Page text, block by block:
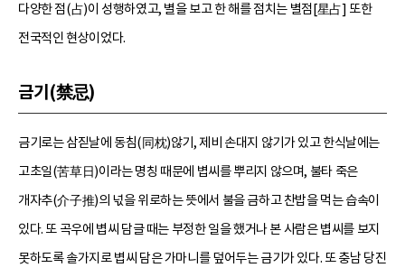
다양한 점(占)이 성행하였고, 별을 보고 한 해를 점치는 별점[星占] 또한
전국적인 현상이었다.
금기(禁忌)
금기로는 삼짇날에 동침(同枕)않기, 제비 손대지 않기가 있고 한식날에는
고초일(苦草日)이라는 명칭 때문에 볍씨를 뿌리지 않으며, 불타 죽은
개자추(介子推)의 넋을 위로하는 뜻에서 불을 금하고 찬밥을 먹는 습속이
있다. 또 곡우에 볍씨 담글 때는 부정한 일을 했거나 본 사람은 볍씨를 보지
못하도록 솔가지로 볍씨 담은 가마니를 덮어두는 금기가 있다. 또 충남 당진